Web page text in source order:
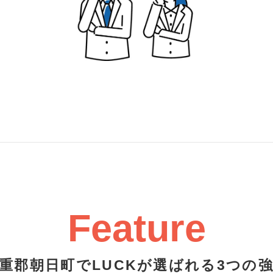
Feature
郡朝日町でLUCKが選ばれる3つの